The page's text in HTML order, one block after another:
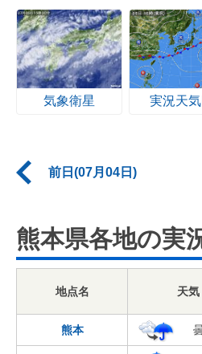
気象衛星 実況天気
前日(07月04日)
熊本県各地の実
地点名 天気
熊本